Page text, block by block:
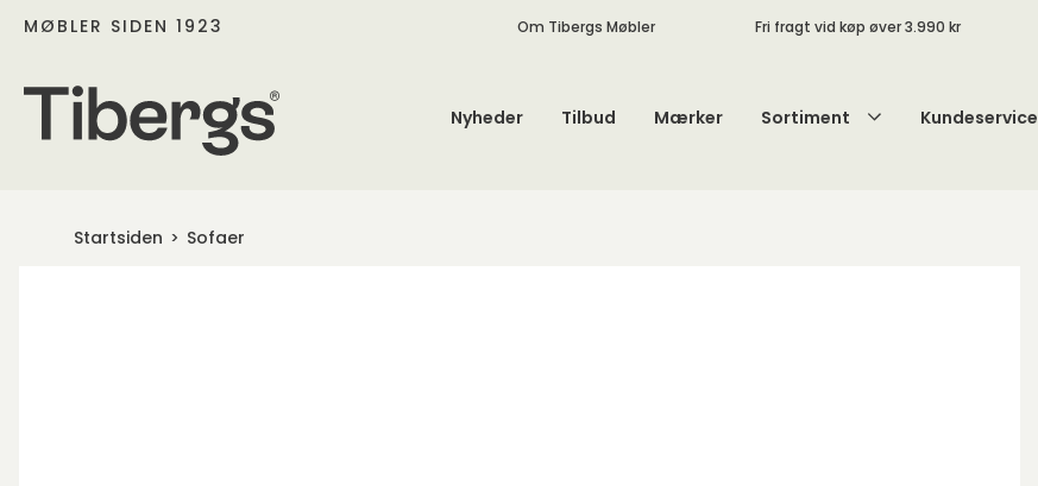
MØBLER SIDEN 1923 Om Tibergs Møbler Fri fragt vid køp øver 3.990 kr
Nyheder Tilbud Mærker Sortiment Kundeservice
Startsiden Sofaer